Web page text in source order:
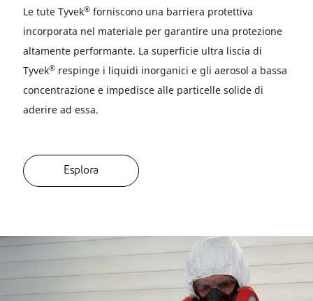
Le tute Tyvek® forniscono una barriera protettiva
incorporata nel materiale per garantire una protezione
altamente performante. La superficie ultra liscia di
Tyvek® respinge i liquidi inorganici e gli aerosol a bassa
concentrazione e impedisce alle particelle solide di
aderire ad essa.
Esplora